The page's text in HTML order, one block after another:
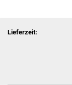
Lieferzeit: